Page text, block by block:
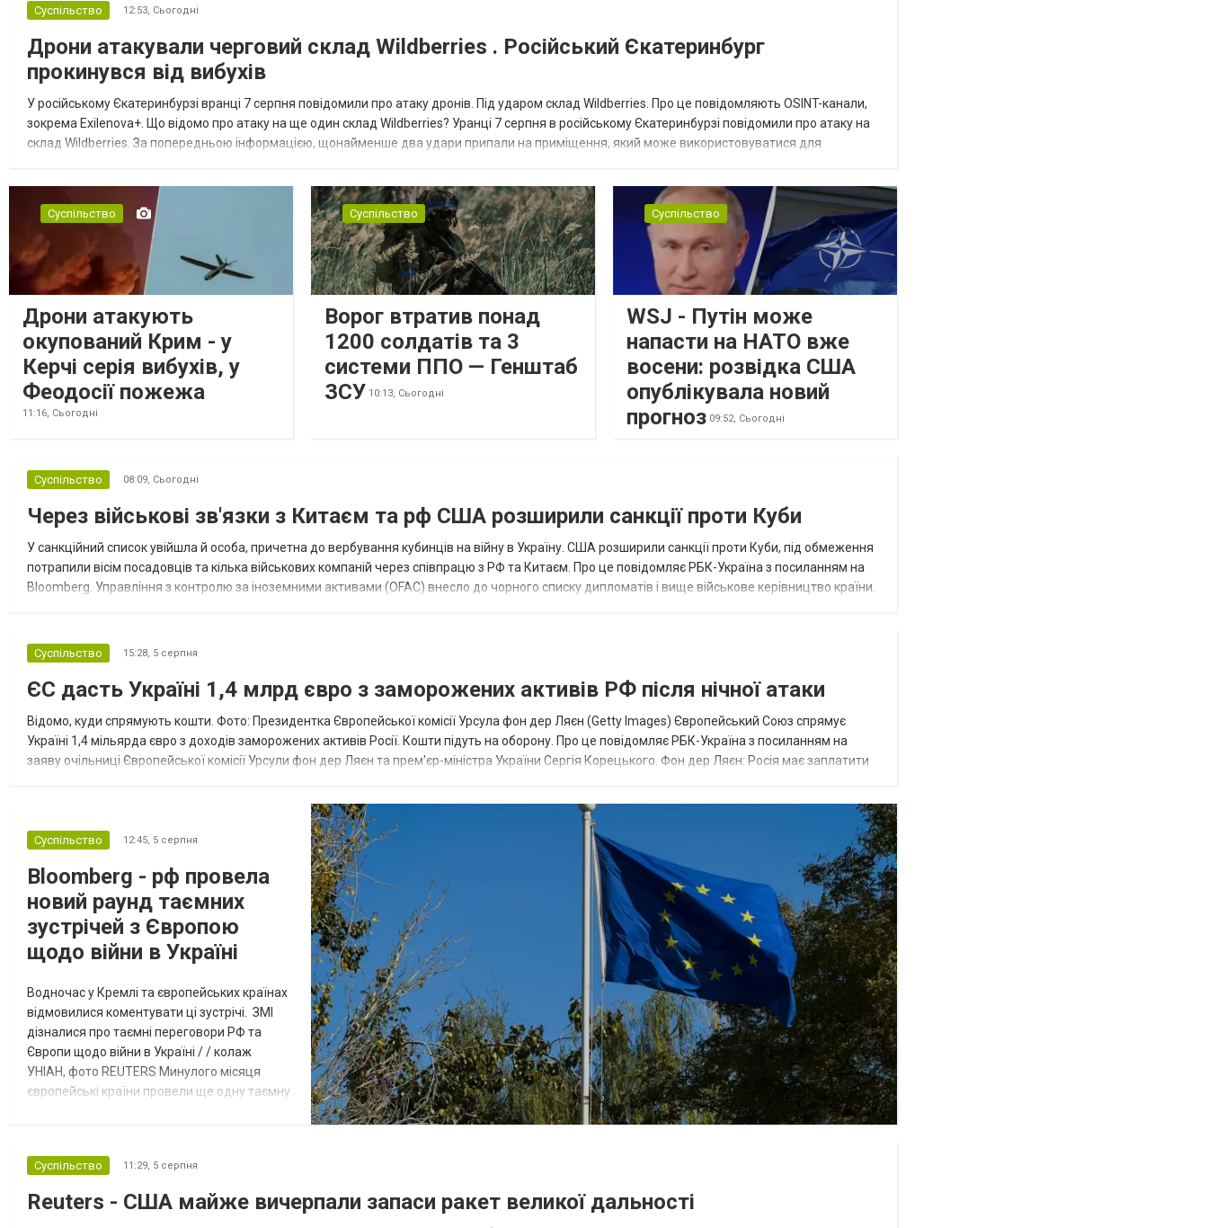
Суспільство 12:53, Сьогодні
Дрони атакували черговий склад Wildberries . Російський Єкатеринбург
прокинувся від вибухів
У російському Єкатеринбурзі вранці 7 серпня повідомили про атаку дронів. Під ударом склад Wildberries. Про це повідомляють OSINT-канали,
зокрема Exilenova+. Що відомо про атаку на ще один склад Wildberries? Уранці 7 серпня в російському Єкатеринбурзі повідомили про атаку на
склад Wildberries. За попередньою інформацією, щонайменше два удари припали на приміщення, який може використовуватися для
Суспільство
Дрони атакують
окупований Крим - у
Керчі серія вибухів, у
Феодосії пожежа
11:16, Сьогодні
Суспільство
Ворог втратив понад
1200 солдатів та 3
системи ППО — Генштаб
ЗСУ 10:13, Сьогодні
Суспільство
WSJ - Путін може
напасти на НАТО вже
восени: розвідка США
опублікувала новий
прогноз 09:52, Сьогодні
Суспільство 08:09, Сьогодні
Через військові зв'язки з Китаєм та рф США розширили санкції проти Куби
У санкційний список увійшла й особа, причетна до вербування кубинців на війну в Україну. США розширили санкції проти Куби, під обмеження
потрапили вісім посадовців та кілька військових компаній через співпрацю з РФ та Китаєм. Про це повідомляє РБК-Україна з посиланням на
Bloomberg. Управління з контролю за іноземними активами (OFAC) внесло до чорного списку дипломатів і вище військове керівництво країни.
Суспільство 15:28, 5 серпня
ЄС дасть Україні 1,4 млрд євро з заморожених активів РФ після нічної атаки
Відомо, куди спрямують кошти. Фото: Президентка Європейської комісії Урсула фон дер Ляєн (Getty Images) Європейський Союз спрямує
Україні 1,4 мільярда євро з доходів заморожених активів Росії. Кошти підуть на оборону. Про це повідомляє РБК-Україна з посиланням на
заяву очільниці Європейської комісії Урсули фон дер Ляєн та прем'єр-міністра України Сергія Корецького. Фон дер Ляєн: Росія має заплатити
Суспільство 12:45, 5 серпня
Bloomberg - рф провела
новий раунд таємних
зустрічей з Європою
щодо війни в Україні
Водночас у Кремлі та європейських країнах
відмовилися коментувати ці зустрічі. ЗМІ
дізналися про таємні переговори РФ та
Європи щодо війни в Україні / / колаж
УНІАН, фото REUTERS Минулого місяця
європейські країни провели ще одну таємну
зі сторони Європи до цих переговорів
долучилися колишні високопосадовці
Великої Британії, Франції, Німеччини та Р...
Суспільство 11:29, 5 серпня
Reuters - США майже вичерпали запаси ракет великої дальності